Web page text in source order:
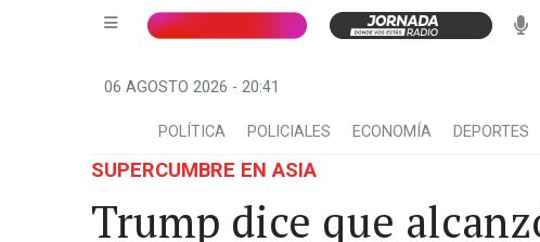
06 AGOSTO 2026 - 20:41
POLÍTICA POLICIALES ECONOMÍA DEPORTES
SUPERCUMBRE EN ASIA
Trump dice que